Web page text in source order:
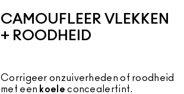
CAMOUFLEER VLEKKEN
+ ROODHEID
Corrigeer onzuiverheden of roodheid
met een koele concealertint.